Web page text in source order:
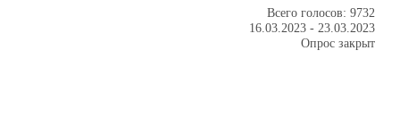
Всего голосов: 9732
16.03.2023 - 23.03.2023
Опрос закрыт